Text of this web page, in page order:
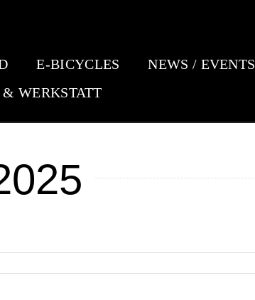
E-BICYCLES NEWS / EVENTS
& WERKSTATT